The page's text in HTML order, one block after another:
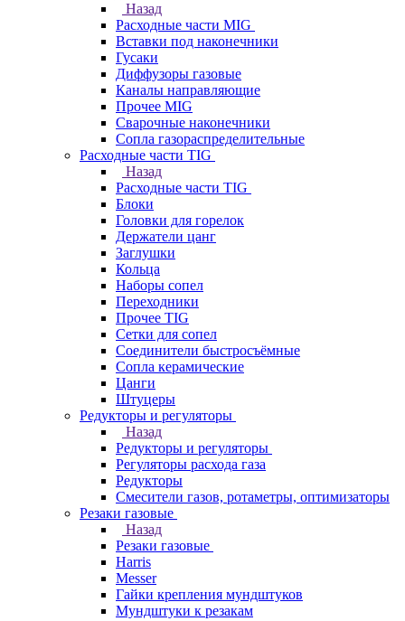
Назад
Расходные части MIG
Вставки под наконечники
Гусаки
Диффузоры газовые
Каналы направляющие
Прочее MIG
Сварочные наконечники
Сопла газораспределительные
Расходные части TIG
Назад
Расходные части TIG
Блоки
Головки для горелок
Держатели цанг
Заглушки
Кольца
Наборы сопел
Переходники
Прочее TIG
Сетки для сопел
Соединители быстросъёмные
Сопла керамические
Цанги
Штуцеры
Редукторы и регуляторы
Назад
Редукторы и регуляторы
Регуляторы расхода газа
Редукторы
Смесители газов, ротаметры, оптимизаторы
Резаки газовые
Назад
Резаки газовые
Harris
Messer
Гайки крепления мундштуков
Мундштуки к резакам